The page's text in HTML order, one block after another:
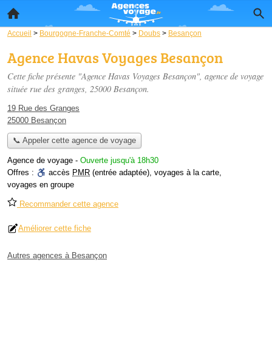
Accueil > Bourgogne-Franche-Comté > Doubs > Besançon
Agence Havas Voyages Besançon
Cette fiche présente "Agence Havas Voyages Besançon", agence de voyage
située rue des granges, 25000 Besançon.
19 Rue des Granges
25000 Besançon
📞 Appeler cette agence de voyage
Agence de voyage - Ouverte jusqu'à 18h30
Offres :
accès PMR (entrée adaptée), voyages à la carte,
voyages en groupe
Recommander cette agence
Améliorer cette fiche
Autres agences à Besançon